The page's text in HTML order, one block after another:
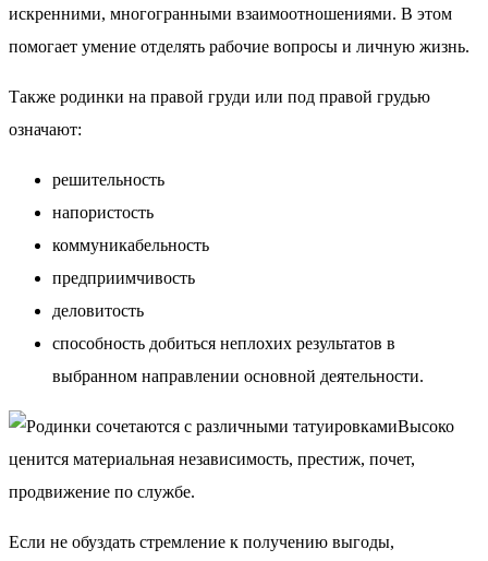
искренними, многогранными взаимоотношениями. В этом
помогает умение отделять рабочие вопросы и личную жизнь.
Также родинки на правой груди или под правой грудью
означают:
решительность
напористость
коммуникабельность
предприимчивость
деловитость
способность добиться неплохих результатов в
выбранном направлении основной деятельности.
Высоко
ценится материальная независимость, престиж, почет,
продвижение по службе.
Если не обуздать стремление к получению выгоды,